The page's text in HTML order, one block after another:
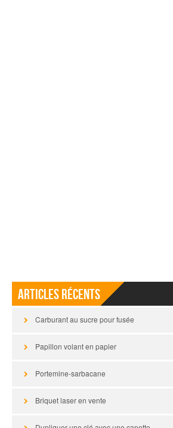
Articles récents
Carburant au sucre pour fusée
Papillon volant en papier
Portemine-sarbacane
Briquet laser en vente